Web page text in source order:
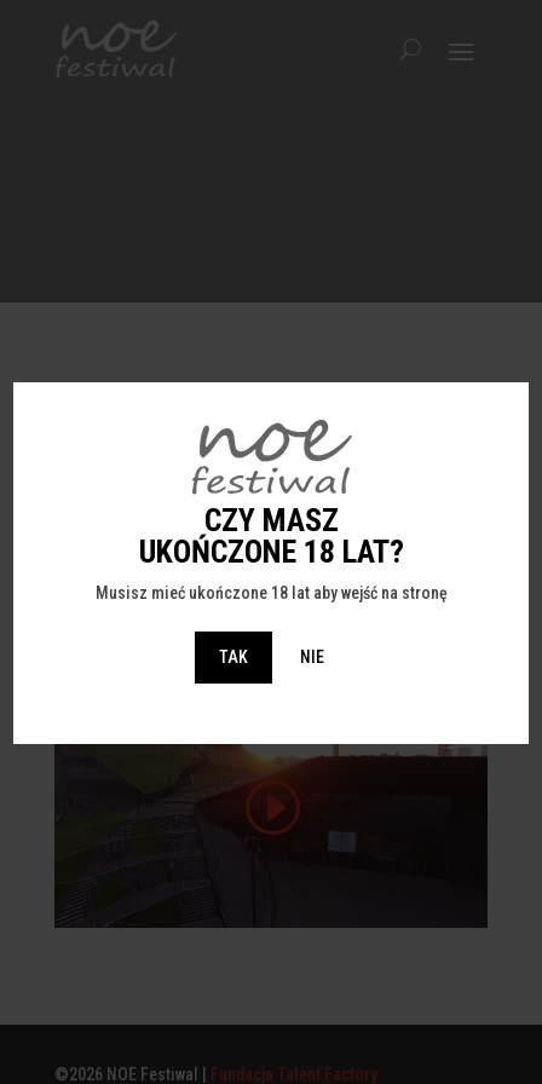
CZY MASZ
UKOŃCZONE 18 LAT?
Musisz mieć ukończone 18 lat aby wejść na stronę
TAK NIE
FILM Z 6. EDYCJI
Zobacz co działo się na ostatnim NOE Festiwalu przed
pandemią!?...
©2026 NOE Festiwal | Fundacja Talent Factory